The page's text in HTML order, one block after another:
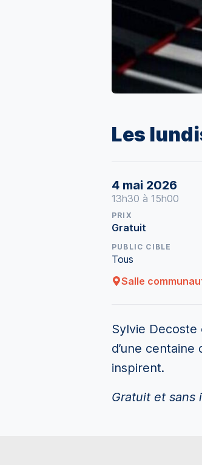
Les
4 mai 2026
13h30 à 15h00
PRIX
Gratuit
PUBLIC CIBLE
Tous
Salle
Sylvie
d’une
inspirent.
Gratuit et sans